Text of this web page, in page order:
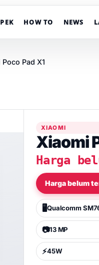
HOW TO NEWS
Pad X1
XIAOMI
Xiaomi
Harga
Harga belum
🖥️
📷13 MP
⚡45W